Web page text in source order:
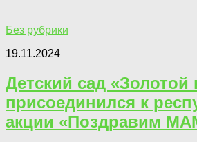
Без рубрики
19.11.2024
Детский сад «Золотой
присоединился к
акции «Поздравим